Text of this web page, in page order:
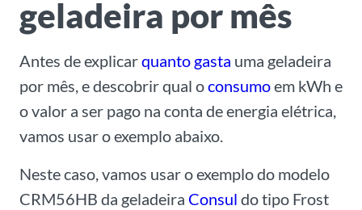
geladeira por mês
Antes de explicarquanto gasta uma geladeira
por mês, e descobrir qual oconsumoem kWh e
o valor a ser pago na conta de energia elétrica,
vamos usar o exemplo abaixo.
Neste caso, vamos usar o exemplo do modelo
CRM56HB da geladeira Consul do tipo Frost